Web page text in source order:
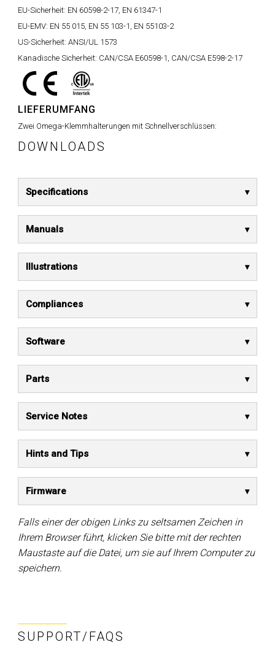
EU-Sicherheit: EN 60598-2-17, EN 61347-1
EU-EMV: EN 55 015, EN 55 103-1, EN 55103-2
US-Sicherheit: ANSI/UL 1573
Kanadische Sicherheit: CAN/CSA E60598-1, CAN/CSA E598-2-17
LIEFERUMFANG
Zwei Omega-Klemmhalterungen mit Schnellverschlüssen:
DOWNLOADS
Specifications
Manuals
Illustrations
Compliances
Software
Parts
Service Notes
Hints and Tips
Firmware
Falls einer der obigen Links zu seltsamen Zeichen in
Ihrem Browser führt, klicken Sie bitte mit der rechten
Maustaste auf die Datei, um sie auf Ihrem Computer zu
speichern.
SUPPORT/FAQS